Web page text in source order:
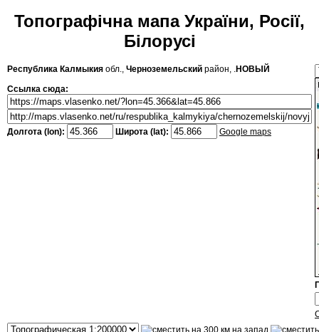
Топографічна мапа України, Росії,
Білорусі
Республика Калмыкия обл., Черноземельский район, .НОВЫЙ
Ссылка сюда:
Долгота (lon): Широта (lat): Google maps